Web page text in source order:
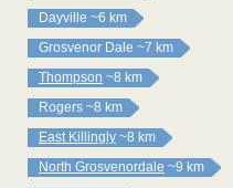
Dayville ~6 km
Grosvenor Dale ~7 km
Thompson ~8 km
Rogers ~8 km
East Killingly ~8 km
North Grosvenordale ~9 km